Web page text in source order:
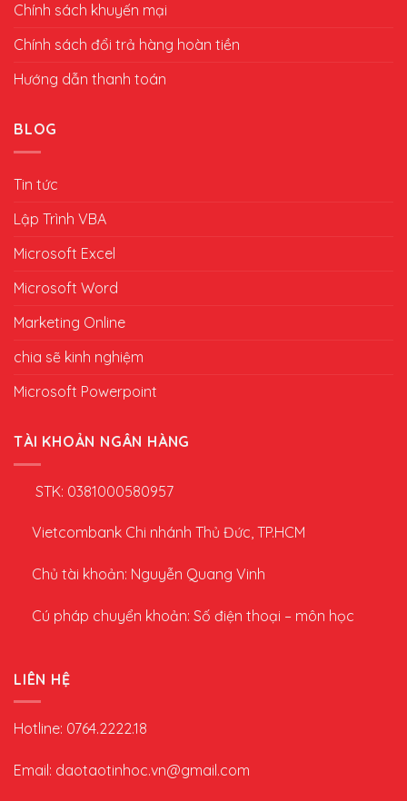
Chính sách khuyến mại
Chính sách đổi trả hàng hoàn tiền
Hướng dẫn thanh toán
BLOG
Tin tức
Lập Trình VBA
Microsoft Excel
Microsoft Word
Marketing Online
chia sẽ kinh nghiệm
Microsoft Powerpoint
TÀI KHOẢN NGÂN HÀNG
STK: 0381000580957
Vietcombank Chi nhánh Thủ Đức, TP.HCM
Chủ tài khoản: Nguyễn Quang Vinh
Cú pháp chuyển khoản: Số điện thoại – môn học
LIÊN HỆ
Hotline: 0764.2222.18
Email: daotaotinhoc.vn@gmail.com